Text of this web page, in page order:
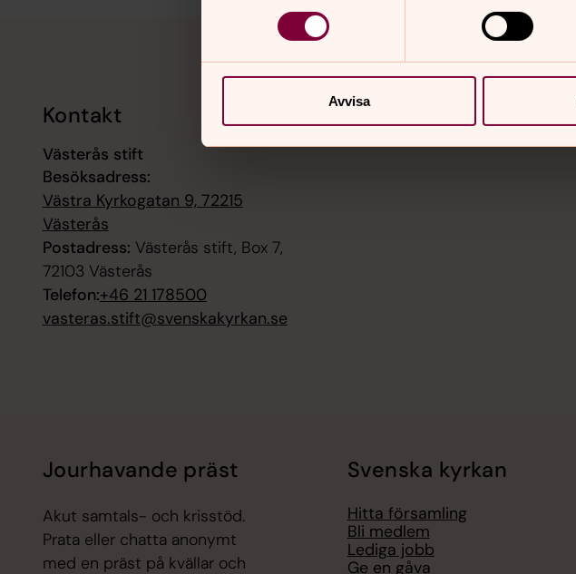
Avvisa
Kontakt
Västerås stift
Besöksadress:
Västra Kyrkogatan 9, 72215
Västerås
Postadress: Västerås stift, Box 7,
72103 Västerås
Telefon:+46 21 178500
vasteras.stift@svenskakyrkan.se
Kalender
Jourhavande präst
Akut samtals- och krisstöd.
Prata eller chatta anonymt
med en präst på kvällar och
Svenska kyrkan
Hitta församling
Bli medlem
Lediga jobb
Ge en gåva